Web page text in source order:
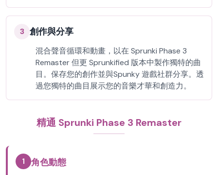
3 創作與分享
混合聲音循環和動畫，以在 Sprunki Phase 3
Remaster 但更 Sprunkified 版本中製作獨特的曲
目。保存您的創作並與Spunky 遊戲社群分享。透
過您獨特的曲目展示您的音樂才華和創造力。
精通 Sprunki Phase 3 Remaster
1 角色動態